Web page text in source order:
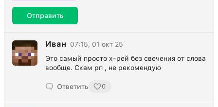
Отправить
Иван 07:15, 01 окт 25
Это самый просто х-рей без свечения от слова
вообще. Скам рп , не рекомендую
Ответить 0